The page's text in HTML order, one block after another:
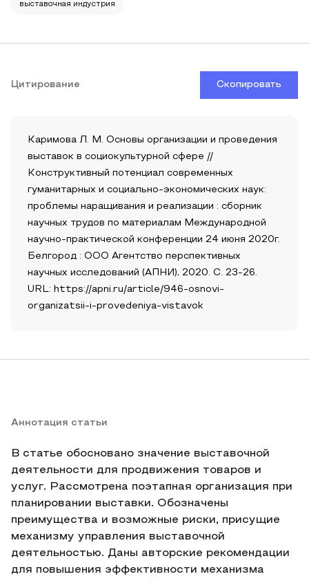
выставочная индустрия
Цитирование Скопировать
Каримова Л. М. Основы организации и проведения
выставок в социокультурной сфере //
Конструктивный потенциал современных
гуманитарных и социально-экономических наук:
проблемы наращивания и реализации : сборник
научных трудов по материалам Международной
научно-практической конференции 24 июня 2020г.
Белгород : ООО Агентство перспективных
научных исследований (АПНИ), 2020. С. 23-26.
URL: https://apni.ru/article/946-osnovi-
organizatsii-i-provedeniya-vistavok
Аннотация статьи
В статье обосновано значение выставочной
деятельности для продвижения товаров и
услуг. Рассмотрена поэтапная организация при
планировании выставки. Обозначены
преимущества и возможные риски, присущие
механизму управления выставочной
деятельностью. Даны авторские рекомендации
для повышения эффективности механизма